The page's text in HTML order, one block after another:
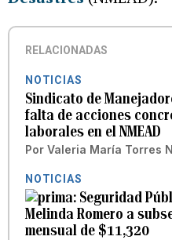
RELACIONADAS
NOTICIAS
Sindicato de
falta de acciones
laborales en el NMEAD
Por Valeria María Torres
NOTICIAS
Seguridad
Melinda Romero a
mensual de $11,320